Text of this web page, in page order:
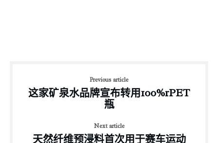
Previous article
这家矿泉水品牌宣布转用100%rPET
瓶
Next article
天然纤维预浸料首次用于赛车运动